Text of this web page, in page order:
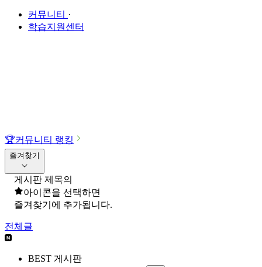
커뮤니티 ·
학습지원센터
🏆커뮤니티 랭킹
즐겨찾기
게시판 제목의
아이콘을 선택하면
즐겨찾기에 추가됩니다.
전체글
BEST 게시판